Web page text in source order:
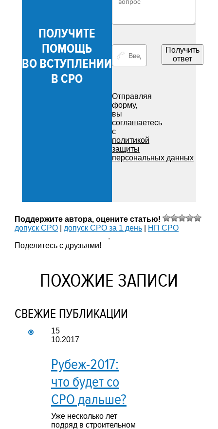
ПОЛУЧИТЕ
ПОМОЩЬ
ВО ВСТУПЛЕНИИ
В СРО
Получить
ответ
Отправляя
форму,
вы
соглашаетесь
с
политикой
защиты
персональных данных
Поддержите автора, оцените статью!
допуск СРО
допуск СРО за 1 день
НП СРО
.
Поделитесь с друзьями!
ПОХОЖИЕ ЗАПИСИ
СВЕЖИЕ ПУБЛИКАЦИИ
15
10.2017
Рубеж-2017:
что будет со
СРО дальше?
Уже несколько лет
подряд в строительном